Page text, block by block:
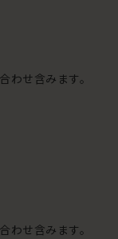
わせ含みます。
わせ含みます。